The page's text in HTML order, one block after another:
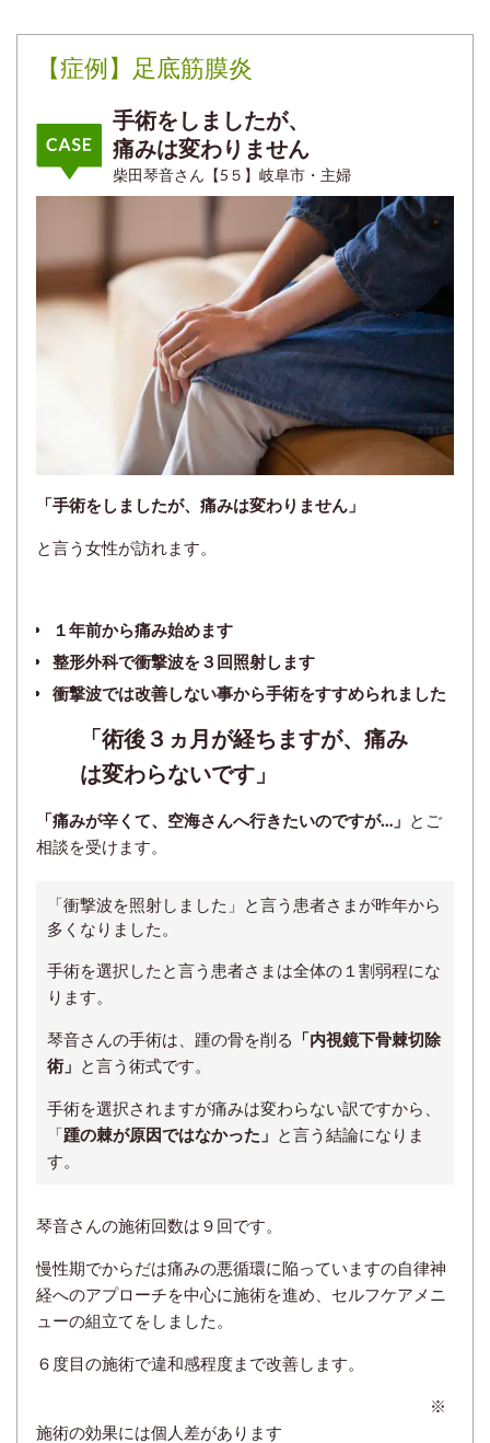
【症例】足底筋膜炎
手術をしましたが、
痛みは変わりません
柴田琴音さん【5５】岐阜市・主婦
「手術をしましたが、痛みは変わりません」
と言う女性が訪れます。
１年前から痛み始めます
整形外科で衝撃波を３回照射します
衝撃波では改善しない事から手術をすすめられました
「術後３ヵ月が経ちますが、痛み
は変わらないです」
「痛みが辛くて、空海さんへ行きたいのですが…」
とご
相談を受けます。
「衝撃波を照射しました」と言う患者さまが昨年から
多くなりました。
手術を選択したと言う患者さまは全体の１割弱程にな
ります。
琴音さんの手術は、踵の骨を削る 「内視鏡下骨棘切除
術」
と言う術式です。
手術を選択されますが痛みは変わらない訳ですから、
「踵の棘が原因ではなかった」
と言う結論になりま
す。
琴音さんの施術回数は９回です。
慢性期でからだは痛みの悪循環に陥っていますの自律神
経へのアプローチを中心に施術を進め、セルフケアメニ
ューの組立てをしました。
６度目の施術で違和感程度まで改善します。
※
施術の効果には個人差があります